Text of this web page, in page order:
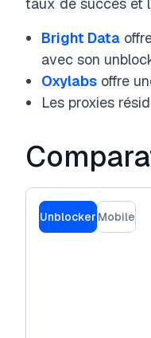
Bright Data
avec son
Oxylabs offre
Les proxies
Unblocker Mobile